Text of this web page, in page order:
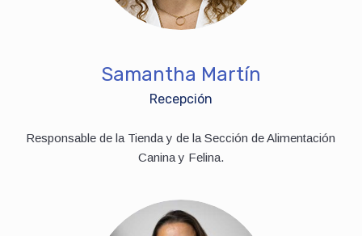
Samantha Martín
Recepción
Responsable de la Tienda y de la Sección de Alimentación
Canina y Felina.